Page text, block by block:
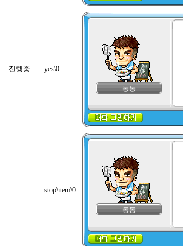
진행중 yes\0
동동
stop\item\0
동동